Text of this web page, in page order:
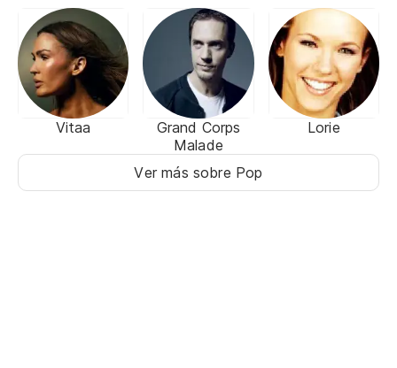
Vitaa
Grand Corps
Malade
Lorie
Ver más sobre Pop